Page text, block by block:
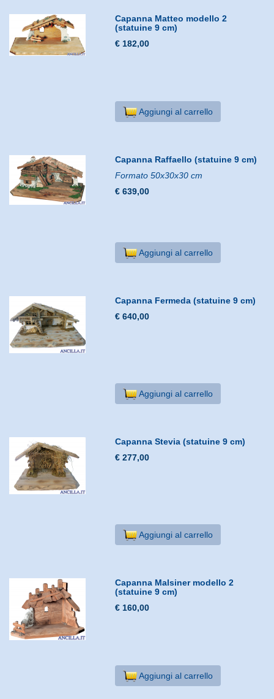
Capanna Matteo modello 2
(statuine 9 cm)
€ 182,00
Aggiungi al carrello
Capanna Raffaello (statuine 9 cm)
Formato 50x30x30 cm
€ 639,00
Aggiungi al carrello
Capanna Fermeda (statuine 9 cm)
€ 640,00
Aggiungi al carrello
Capanna Stevia (statuine 9 cm)
€ 277,00
Aggiungi al carrello
Capanna Malsiner modello 2
(statuine 9 cm)
€ 160,00
Aggiungi al carrello